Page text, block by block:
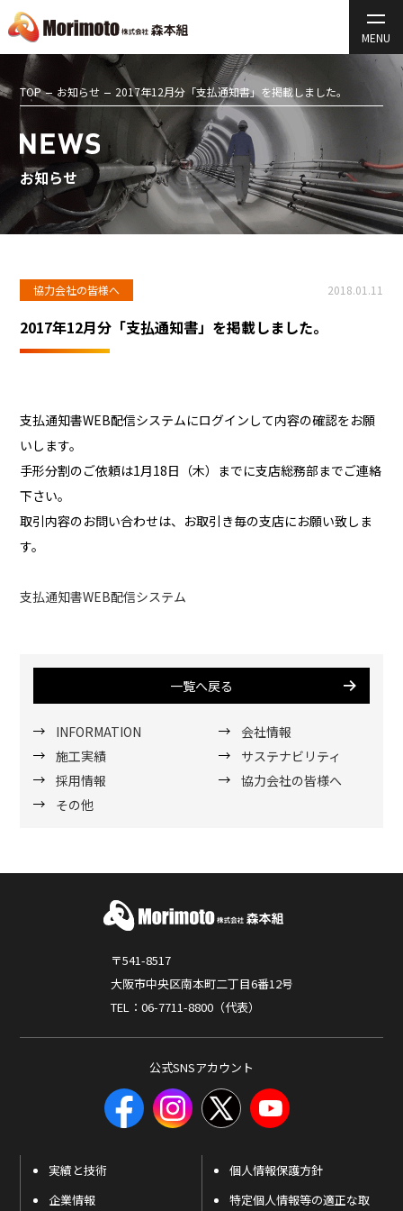
TOP お知らせ 2017年12月分「支払通知書」を掲載しました。
お知らせ
協力会社の皆様へ 2018.01.11
2017年12月分「支払通知書」を掲載しました。
支払通知書WEB配信システムにログインして内容の確認をお願
いします。
手形分割のご依頼は1月18日（木）までに支店総務部までご連絡
下さい。
取引内容のお問い合わせは、お取引き毎の支店にお願い致しま
す。
支払通知書WEB配信システム
一覧へ戻る
INFORMATION
会社情報
施工実績
サステナビリティ
採用情報
協力会社の皆様へ
その他
〒541-8517
大阪市中央区南本町二丁目6番12号
TEL：06-7711-8800（代表）
公式SNSアカウント
実績と技術
企業情報
個人情報保護方針
特定個人情報等の適正な取